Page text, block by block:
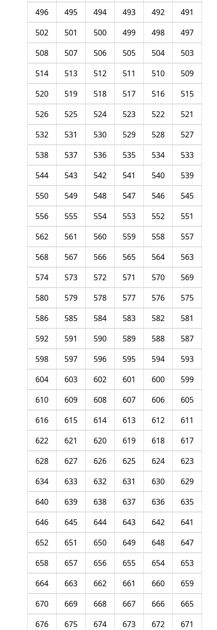
491
492
493
494
495
496
497
498
499
500
501
502
503
504
505
506
507
508
509
510
511
512
513
514
515
516
517
518
519
520
521
522
523
524
525
526
527
528
529
530
531
532
533
534
535
536
537
538
539
540
541
542
543
544
545
546
547
548
549
550
551
552
553
554
555
556
557
558
559
560
561
562
563
564
565
566
567
568
569
570
571
572
573
574
575
576
577
578
579
580
581
582
583
584
585
586
587
588
589
590
591
592
593
594
595
596
597
598
599
600
601
602
603
604
605
606
607
608
609
610
611
612
613
614
615
616
617
618
619
620
621
622
623
624
625
626
627
628
629
630
631
632
633
634
635
636
637
638
639
640
641
642
643
644
645
646
647
648
649
650
651
652
653
654
655
656
657
658
659
660
661
662
663
664
665
666
667
668
669
670
671
672
673
674
675
676